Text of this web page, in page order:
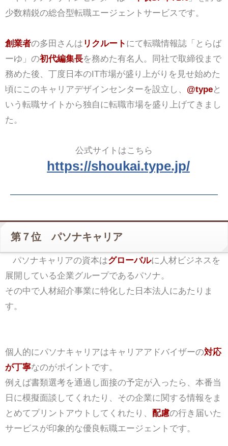
少数精鋭の総合型転職エージェントサービスです。
創業者の多田さんは リクルート にて転職情報誌「とらば
ーゆ」の初代編集長を務めた有名人。同社で取締役まで
務めた後、丁度日本のIT市場が盛り上がりを見せ始めた
頃にこのキャリアデザインセンターを設立し、 @typeと
いう転職サイトから独自に転職市場を盛り上げてきまし
た。
公式サイトはこちら
https://shoukai.type.jp/
第７位 パソナキャリア
パソナキャリアの資本はグローバルに人材ビジネスを
展開している企業グループであるパソナ。
その中で人材紹介事業に特化した日本法人にあたりま
す。
個人的にパソナキャリアはキャリアアドバイザーの対応
が丁寧なのがポイントです。
例えば書類選考を通過し面接の予定が入ったら、本番当
日に模擬面談してくれたり、その企業に関する情報をま
とめてプリントアウトしてくれたり、 配慮の行き届いた
サービスが印象的な優良転職エージェントです。